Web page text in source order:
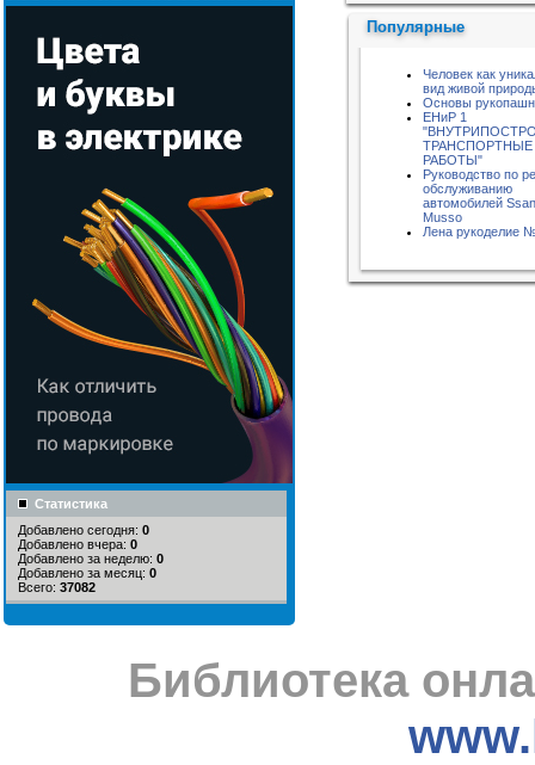
Статистика
Добавлено сегодня: 0
Добавлено вчера: 0
Добавлено за неделю: 0
Добавлено за месяц: 0
Всего: 37082
Популярные
Человек как
вид живой
Основы
ЕНиР 1
ТРАНСПОРТНЫЕ
РАБОТЫ"
Руководство по
обслуживанию
автомобилей
Musso
Лена рукоделие
Библиотека